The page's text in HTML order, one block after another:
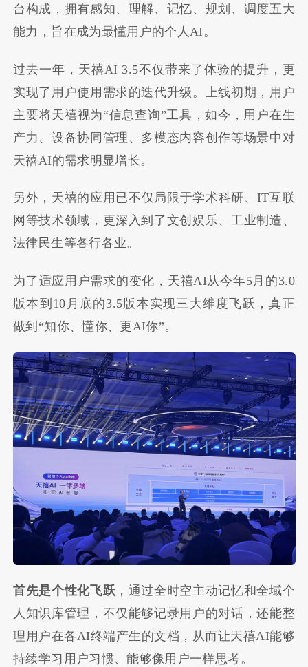
台构成，拥有感知、理解、记忆、规划、调度五大
能力，旨在成为最懂用户的个人AI。
过去一年，天禧AI 3.5不仅带来了体验的提升，更
实现了用户使用需求的迭代升级。上线初期，用户
主要将天禧视为“信息查询”工具，如今，用户在生
产力、设备协同管理、多模态内容创作等场景中对
天禧AI的需求明显增长。
另外，天禧的应用已不仅局限于学术科研、IT互联
网等技术领域，更深入到了文创娱乐、工业制造、
法律民生等各行各业。
为了适应用户需求的变化，天禧AI从今年5月的3.0
版本到10月底的3.5版本实现三大维度飞跃，真正
做到“知你、懂你、更AI你”。
首先是个性化飞跃 ，通过全时空主动记忆和全域个
人知识库管理，不仅能够记录用户的对话，还能整
理用户在各AI终端产生的文档，从而让天禧AI能够
持续学习用户习惯、能够像用户一样思考。